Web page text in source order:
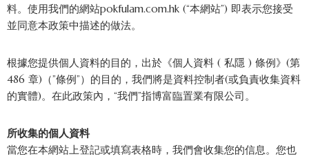
料。使用我們的網站pokfulam.com.hk (“本網站”) 即表示您接受
並同意本政策中描述的做法。
根據您提供個人資料的目的，出於《個人資料 ( 私隱 ) 條例》(第
486 章)（”條例”）的目的，我們將是資料控制者(或負責收集資料
的實體)。在此政策內，“我們”指博富臨置業有限公司。
所收集的個人資料
當您在本網站上登記或填寫表格時，我們會收集您的信息。您也